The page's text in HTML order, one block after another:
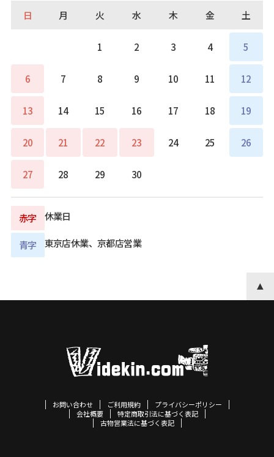
日 月 火 水 木 金 土
1 2 3 4 5
6 7 8 9 10 11 12
13 14 15 16 17 18 19
20 21 22 23 24 25 26
27 28 29 30
赤字 休業日
青字 東京店休業、京都店営業
お問い合わせ ご利用規約
プライバシーポリシー
会社概要
特定商取引法に基づく表記
古物営業法に基づく表記